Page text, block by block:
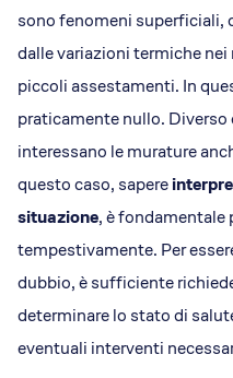
sono fenomeni superficiali,
dalle variazioni termiche
piccoli assestamenti. In
praticamente nullo. Diverso
interessano le murature
questo caso, sapere
situazione, è fondamentale
tempestivamente. Per
dubbio, è sufficiente
determinare lo stato di
eventuali interventi